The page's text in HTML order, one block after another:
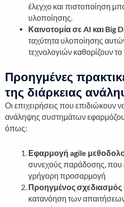
έλεγχο και πιστοποίηση
υλοποίησης.
Καινοτομία σε AI και Big
ταχύτητα υλοποίησης
τεχνολογιών καθορίζουν
Προηγμένες
της διάρκειας
Οι επιχειρήσεις που επιδιώκουν
ανάληψης συστημάτων
όπως:
Εφαρμογή agile
συνεχούς παράδοσης, που
γρήγορη προσαρμογή
Προηγμένος σχεδιασμός
κατανόηση των